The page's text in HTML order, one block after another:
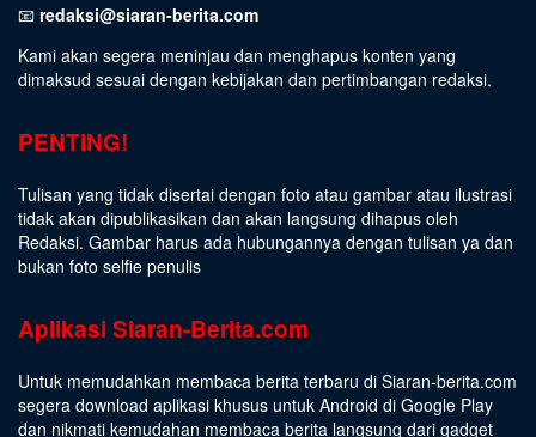
📧 redaksi@siaran-berita.com
Kami akan segera meninjau dan menghapus konten yang
dimaksud sesuai dengan kebijakan dan pertimbangan redaksi.
PENTING!
Tulisan yang tidak disertai dengan foto atau gambar atau ilustrasi
tidak akan dipublikasikan dan akan langsung dihapus oleh
Redaksi. Gambar harus ada hubungannya dengan tulisan ya dan
bukan foto selfie penulis
Aplikasi Siaran-Berita.com
Untuk memudahkan membaca berita terbaru di Siaran-berita.com
segera download aplikasi khusus untuk Android di Google Play
dan nikmati kemudahan membaca berita langsung dari gadget